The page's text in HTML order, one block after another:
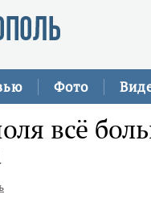
Фото
всё